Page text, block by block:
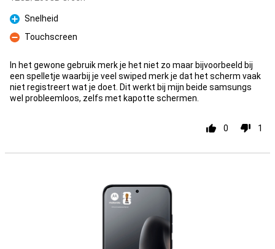
Pro
Snelheid
Con
Touchscreen
In het gewone gebruik merk je het niet zo maar bijvoorbeeld bij
een spelletje waarbij je veel swiped merk je dat het scherm vaak
niet registreert wat je doet. Dit werkt bij mijn beide samsungs
wel probleemloos, zelfs met kapotte schermen.
0 1